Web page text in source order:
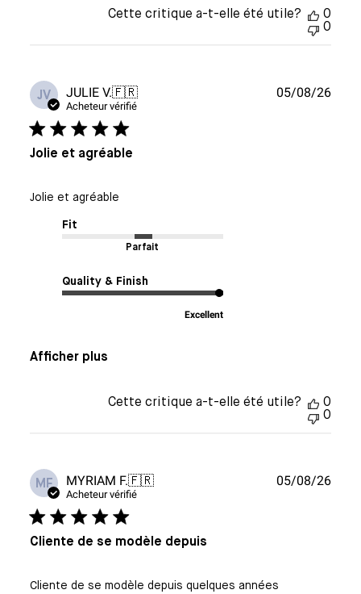
Cette critique a-t-elle été utile?
0
0
JV JULIE V.🇫🇷
Acheteur vérifié
Jolie et agréable
Jolie et agréable
Fit
Parfait
Quality & Finish
Excellent
Afficher plus
Date
05/08/26
Cette critique a-t-elle été utile?
0
0
MF MYRIAM F.🇫🇷
Acheteur vérifié
Cliente de se modèle depuis
Cliente de se modèle depuis quelques années
Date
05/08/26